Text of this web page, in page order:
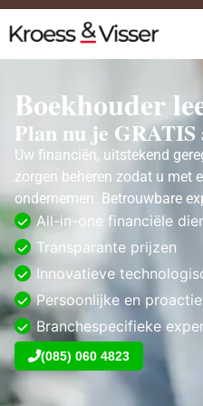
Boekhouder
Plan nu je GRATIS
Uw financiën, uitstekend
zorgen beheren zodat u met
ondernemen. Betrouwbare
All-in-one financiële
Transparante prijzen
Innovatieve
Persoonlijke en
Branchespecifieke
(085) 060 4823